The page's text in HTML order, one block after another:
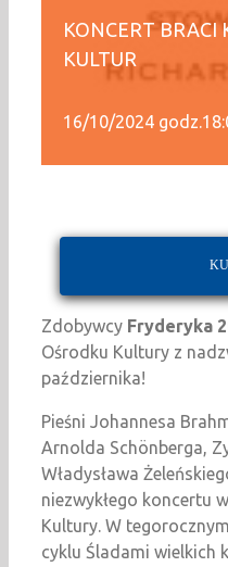
KONCERT BRACI
KULTUR
16/10/2024
Zdobywcy Fryderyka
Ośrodku Kultury z
października!
Pieśni Johannesa
Arnolda Schönberga,
Władysława
niezwykłego koncertu
Kultury. W
cyklu Śladami wielkich